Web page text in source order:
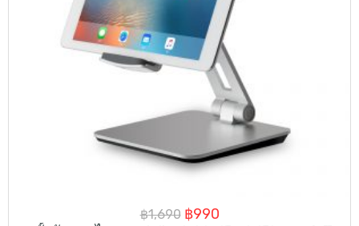
฿1,690 Original
฿990Current